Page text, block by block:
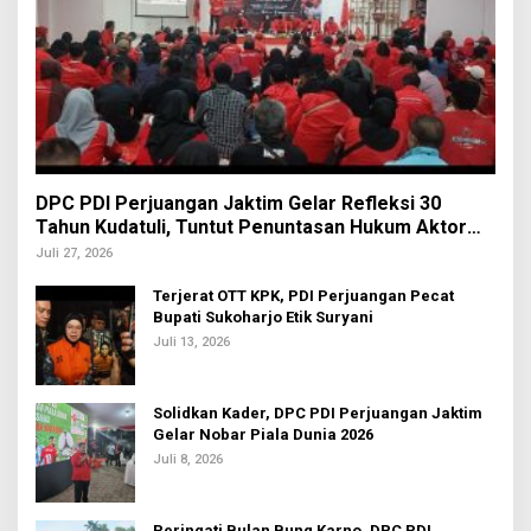
DPC PDI Perjuangan Jaktim Gelar Refleksi 30
Tahun Kudatuli, Tuntut Penuntasan Hukum Aktor
Intelektual
Juli 27, 2026
Terjerat OTT KPK, PDI Perjuangan Pecat
Bupati Sukoharjo Etik Suryani
Juli 13, 2026
Solidkan Kader, DPC PDI Perjuangan Jaktim
Gelar Nobar Piala Dunia 2026
Juli 8, 2026